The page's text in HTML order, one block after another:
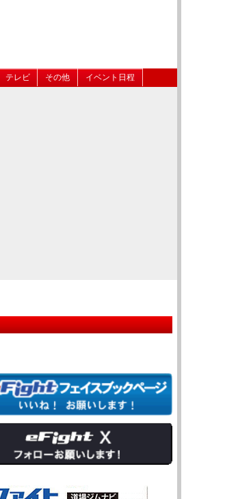
テレビ その他 イベント日程